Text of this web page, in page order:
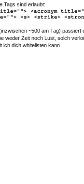
Tags sind erlaubt:
<acronym
<s> <strike>
~500 am Tag)
weder Zeit noch Lust, solch
ich dich whitelisten kann.